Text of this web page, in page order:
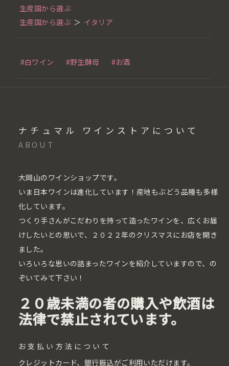
生産国から選ぶ
生産国から選ぶ ＞ イタリア
#白ワイン #野生酵母 #お酒
ナチュマル ワインストアについて
ABOUT
大岡山のワインショップです。
いま日本ワインは進化しています！産地もぶどう品種も多様
化しています。
つくり手さんがこだわりを持って造ったワインを、広くお届
けしたいとの思いで、２０２２年のクリスマスにお店を開き
ました。
いろいろな思いの詰まったワインを紹介していますので、の
ぞいてみて下さい！
２０歳未満の者の購入や飲酒は
法律で禁止されています。
お支払い方法について
クレジットカード、銀行振込がご利用いただけます。